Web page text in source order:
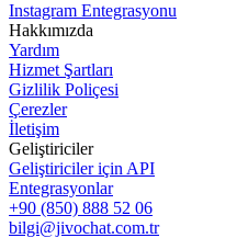
Instagram Entegrasyonu
Hakkımızda
Yardım
Hizmet Şartları
Gizlilik Poliçesi
Çerezler
İletişim
Geliştiriciler
Geliştiriciler için API
Entegrasyonlar
+90 (850) 888 52 06
bilgi@jivochat.com.tr